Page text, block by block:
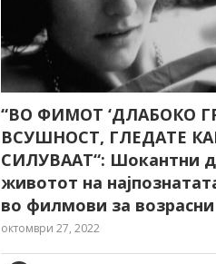
“ВО ФИМОТ ‘ДЛАБОКО
ВСУШНОСТ, ГЛЕДАТЕ
СИЛУВААТ“: Шокантни
животот на
во филмови за
октомври 27, 2022